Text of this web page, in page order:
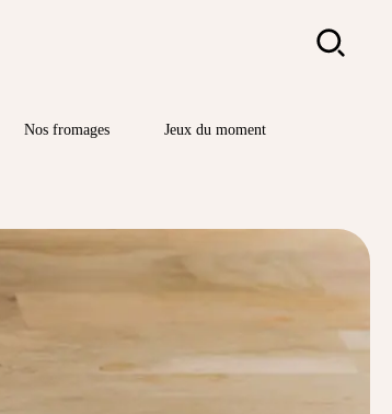
Rechercher
Nos fromages Jeux du moment